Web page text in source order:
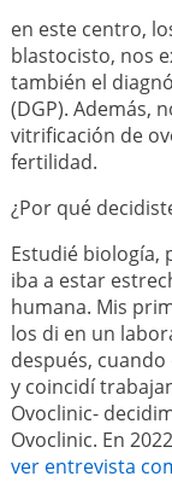
en este centro,
blastocisto, nos
también el
(DGP). Además,
vitrificación de
fertilidad.
¿Por qué
Estudié biología,
iba a estar
humana. Mis
los di en un
después,
y coincidí
Ovoclinic-
Ovoclinic. En
ver entrevista